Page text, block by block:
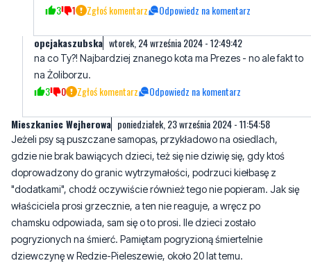
na co Ty?! Najbardziej znanego kota ma Prezes - no ale fakt to
3 0 Zgłoś komentarz Odpowiedz na komentarz
Mieszkaniec Wejherowa
Jeżeli psy są puszczane samopas, przykładowo na osiedlach,
doprowadzony do granic wytrzymałości, podrzuci kiełbasę z
"dodatkami", chodź oczywiście również tego nie popieram. Jak się
właściciela prosi grzecznie, a ten nie reaguje, a wręcz po
chamsku odpowiada, sam się o to prosi. Ile dzieci zostało
pogryzionych na śmierć. Pamiętam pogryzioną śmiertelnie
dziewczynę w Redzie-Pieleszewie, około 20 lat temu.
Dowiedziałem się potem, że ten duży pies od dłuższego czasu
stwarzał zagrożenie, nikt nie reagował, aż doszło do tragedii. No
ale, dla niektórych życie psa jest ważniejsze niż dziecka. Widać to